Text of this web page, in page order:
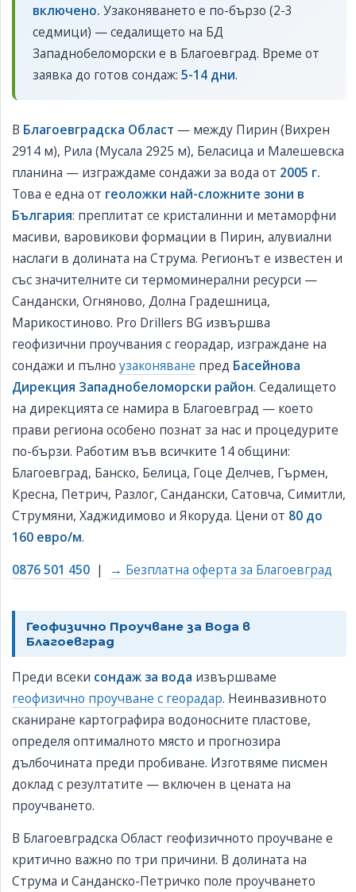
включено. Узаконяването е по-бързо (2-3
седмици) — седалището на БД
Западнобеломорски е в Благоевград. Време от
заявка до готов сондаж: 5-14 дни.
В Благоевградска Област — между Пирин (Вихрен
2914 м), Рила (Мусала 2925 м), Беласица и Малешевска
планина — изграждаме сондажи за вода от 2005 г.
Това е една от геоложки най-сложните зони в
България: преплитат се кристалинни и метаморфни
масиви, варовикови формации в Пирин, алувиални
наслаги в долината на Струма. Регионът е известен и
със значителните си термоминерални ресурси —
Сандански, Огняново, Долна Градешница,
Марикостиново. Pro Drillers BG извършва
геофизични проучвания с георадар, изграждане на
сондажи и пълно узаконяване пред Басейнова
Дирекция Западнобеломорски район. Седалището
на дирекцията се намира в Благоевград — което
прави региона особено познат за нас и процедурите
по-бързи. Работим във всичките 14 общини:
Благоевград, Банско, Белица, Гоце Делчев, Гърмен,
Кресна, Петрич, Разлог, Сандански, Сатовча, Симитли,
Струмяни, Хаджидимово и Якоруда. Цени от 80 до
160 евро/м.
0876 501 450 | → Безплатна оферта за Благоевград
Геофизично Проучване за Вода в
Благоевград
Преди всеки сондаж за вода извършваме
геофизично проучване с георадар. Неинвазивното
сканиране картографира водоносните пластове,
определя оптималното място и прогнозира
дълбочината преди пробиване. Изготвяме писмен
доклад с резултатите — включен в цената на
проучването.
В Благоевградска Област геофизичното проучване е
критично важно по три причини. В долината на
Струма и Санданско-Петричко поле проучването